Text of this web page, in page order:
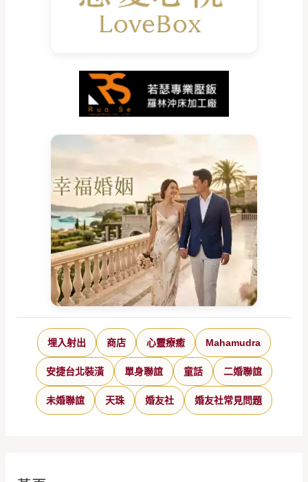
埋入射出 商店 心靈療癒 Mahamudra
安捷台北裝潢 單身聯誼 童話 二婚聯誼
未婚聯誼 天珠 婚友社 婚友社常見問題